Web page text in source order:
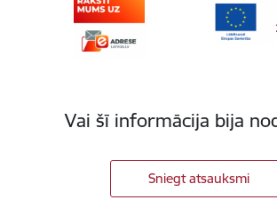
Vai šī informācija bija
Sniegt atsauksmi